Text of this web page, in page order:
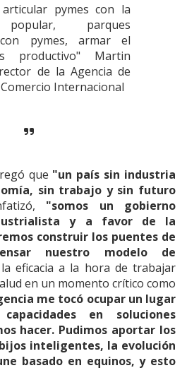
articular pymes con la
popular, parques
pymes, armar el
productivo" Martin
de la Agencia de
Internacional
que "un país sin industria
sin trabajo y sin futuro
"somos un gobierno
y a favor de la
construir los puentes de
nuestro modelo de
eficacia a la hora de trabajar
en un momento crítico como
me tocó ocupar un lugar
en soluciones
hacer. Pudimos aportar los
inteligentes, la evolución
basado en equinos, y esto